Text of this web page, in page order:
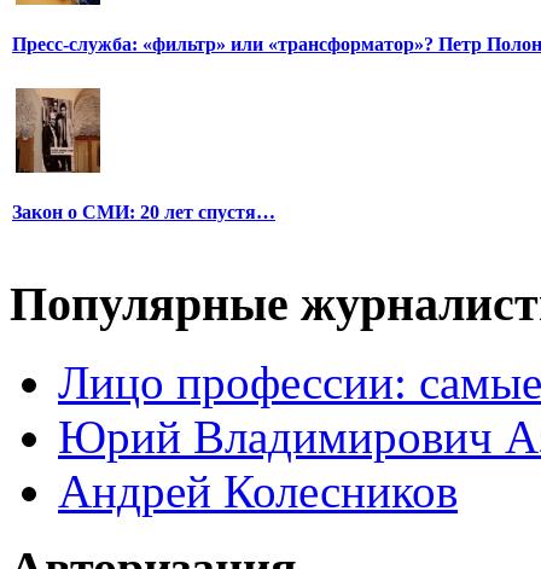
Пресс-служба: «фильтр» или «трансформатор»? Петр
Закон о СМИ: 20 лет спустя…
Популярные
Лицо профессии:
Юрий Владимирович
Андрей Колесников